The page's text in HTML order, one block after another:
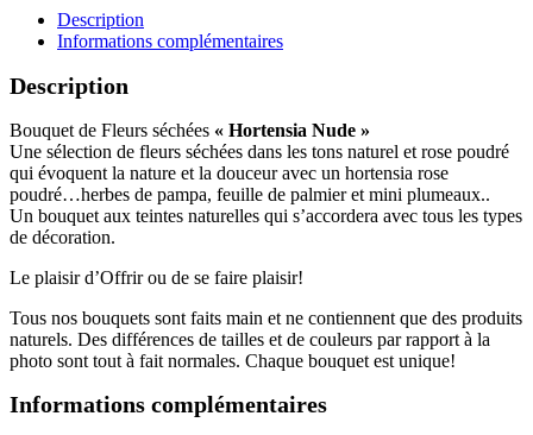
Description
Informations complémentaires
Description
Bouquet de Fleurs séchées « Hortensia Nude »
Une sélection de fleurs séchées dans les tons naturel et rose poudré
qui évoquent la nature et la douceur avec un hortensia rose
poudré…herbes de pampa, feuille de palmier et mini plumeaux..
Un bouquet aux teintes naturelles qui s’accordera avec tous les types
de décoration.
Le plaisir d’Offrir ou de se faire plaisir!
Tous nos bouquets sont faits main et ne contiennent que des produits
naturels. Des différences de tailles et de couleurs par rapport à la
photo sont tout à fait normales. Chaque bouquet est unique!
Informations complémentaires